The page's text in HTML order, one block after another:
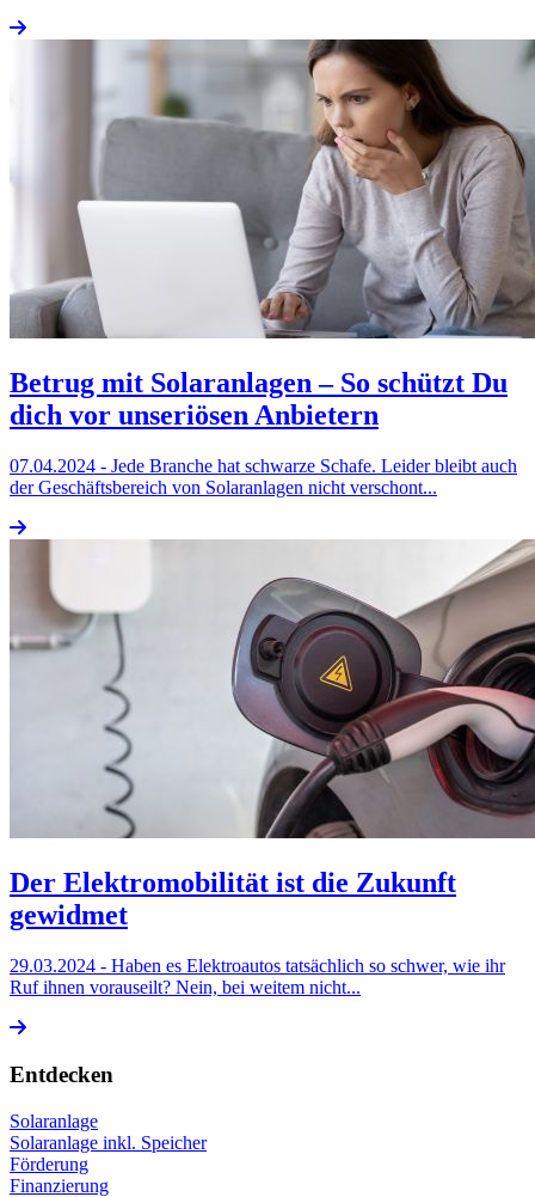
Betrug mit Solaranlagen – So schützt Du
dich vor unseriösen Anbietern
07.04.2024 - Jede Branche hat schwarze Schafe. Leider bleibt auch
der Geschäftsbereich von Solaranlagen nicht verschont...
Der Elektromobilität ist die Zukunft
gewidmet
29.03.2024 - Haben es Elektroautos tatsächlich so schwer, wie ihr
Ruf ihnen vorauseilt? Nein, bei weitem nicht...
Entdecken
Solaranlage
Solaranlage inkl. Speicher
Förderung
Finanzierung